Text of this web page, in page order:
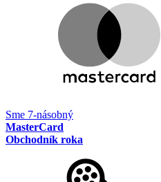
Sme 7-násobný
MasterCard
Obchodník roka